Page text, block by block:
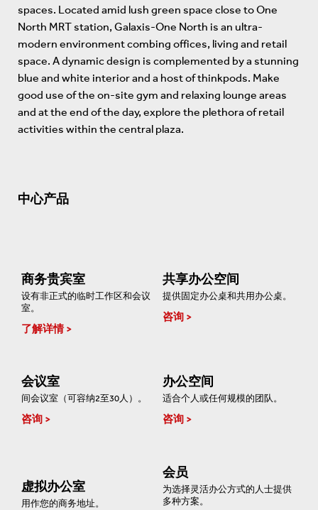
spaces. Located amid lush green space close to One
North MRT station, Galaxis-One North is an ultra-
modern environment combing offices, living and retail
space. A dynamic design is complemented by a stunning
blue and white interior and a host of thinkpods. Make
good use of the on-site gym and relaxing lounge areas
and at the end of the day, explore the plethora of retail
activities within the central plaza.
中心产品
商务贵宾室
设有非正式的临时工作区和会议
室。
了解详情
共享办公空间
提供固定办公桌和共用办公桌。
咨询
会议室
间会议室（可容纳2至30人）。
咨询
办公空间
适合个人或任何规模的团队。
咨询
虚拟办公室
用作您的商务地址。
会员
为选择灵活办公方式的人士提供
多种方案。